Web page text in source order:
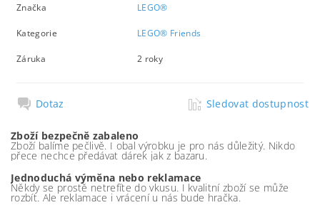
Značka LEGO®
Kategorie LEGO® Friends
Záruka 2 roky
Dotaz Sledovat dostupnost
Zboží bezpečně zabaleno
Zboží balíme pečlivě. I obal výrobku je pro nás důležitý. Nikdo
přece nechce předávat dárek jak z bazaru.
Jednoduchá výměna nebo reklamace
Někdy se prostě netrefíte do vkusu. I kvalitní zboží se může
rozbít. Ale reklamace i vrácení u nás bude hračka.